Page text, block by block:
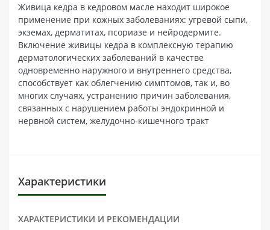
Живица кедра в кедровом масле находит широкое
применение при кожных заболеваниях: угревой сыпи,
экземах, дерматитах, псориазе и нейродермите.
Включение живицы кедра в комплексную терапию
дерматологических заболеваний в качестве
одновременно наружного и внутреннего средства,
способствует как облегчению симптомов, так и, во
многих случаях, устранению причин заболевания,
связанных с нарушением работы эндокринной и
нервной систем, желудочно-кишечного тракт
Характеристики
ХАРАКТЕРИСТИКИ И РЕКОМЕНДАЦИИ